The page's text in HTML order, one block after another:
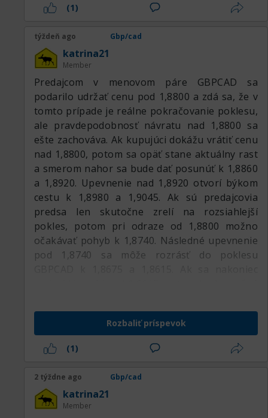
(1)
týždeň ago Gbp/cad
katrina21
Member
Predajcom v menovom páre GBPCAD sa
podarilo udržať cenu pod 1,8800 a zdá sa, že v
tomto prípade je reálne pokračovanie poklesu,
ale pravdepodobnosť návratu nad 1,8800 sa
ešte zachováva. Ak kupujúci dokážu vrátiť cenu
nad 1,8800, potom sa opäť stane aktuálny rast
a smerom nahor sa bude dať posunúť k 1,8860
a 1,8920. Upevnenie nad 1,8920 otvorí býkom
cestu k 1,8980 a 1,9045. Ak sú predajcovia
predsa len skutočne zrelí na rozsiahlejší
pokles, potom pri odraze od 1,8800 možno
očakávať pohyb k 1,8740. Následné upevnenie
pod 1,8740 sa môže rozrásť do poklesu
1,8435.:respect:
Rozbaliť príspevok
(1)
2 týždne ago Gbp/cad
katrina21
Member